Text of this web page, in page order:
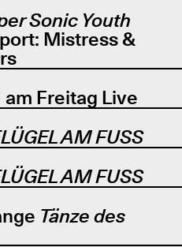
Sonic Youth
Mistress &
am Freitag Live
AM FUSS
AM FUSS
Tänze des